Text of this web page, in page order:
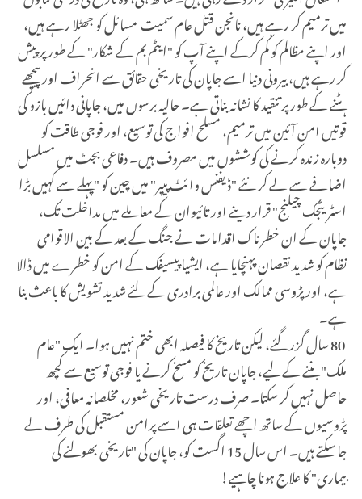
میں ترمیم کر رہے ہیں، نانجن قتل عام سمیت مسائل کو جھٹلا رہے ہیں،
اور اپنے مظالم کو کم کرکے اپنے آپ کو "ایٹم بم کے شکار" کے طور پر پیش
کر رہے ہیں، بیرونی دنیا اسے جاپان کی تاریخی حقائق سے انحراف اور پیچھے
ہٹنے کے طور پر تنقید کا نشانہ بناتی ہے۔ حالیہ برسوں میں، جاپانی دائیں بازو کی
قوتیں امن آئین میں ترمیم، مسلح افواج کی توسیع، اور فوجی طاقت کو
دوبارہ زندہ کرنے کی کوششوں میں مصروف ہیں۔ دفاعی بجٹ میں مسلسل
اضافے سے لے کر نئے "ڈیفنس وائٹ پیپر" میں چین کو "پہلے سے کہیں بڑا
اسٹریٹجک چیلنج" قرار دینے اور تائیوان کے معاملے میں مداخلت تک،
جاپان کے ان خطرناک اقدامات نے جنگ کے بعد کے بین الاقوامی
نظام کو شدید نقصان پہنچایا ہے، ایشیا پیسیفک کے امن کو خطرے میں ڈالا
ہے، اور پڑوسی ممالک اور عالمی برادری کے لئے شدید تشویش کا باعث بنا
ہے۔
80 سال گزر گئے، لیکن تاریخ کا فیصلہ ابھی ختم نہیں ہوا۔ ایک "عام
ملک" بننے کے لیے، جاپان تاریخ کو مسخ کرنے یا فوجی توسیع سے کچھ
حاصل نہیں کر سکتا۔ صرف درست تاریخی شعور، مخلصانہ معافی، اور
پڑوسیوں کے ساتھ اچھے تعلقات ہی اسے پرامن مستقبل کی طرف لے
جا سکتے ہیں۔ اس سال 15 اگست کو، جاپان کی "تاریخی بھولنے کی
بیماری" کا علاج ہونا چاہیے!